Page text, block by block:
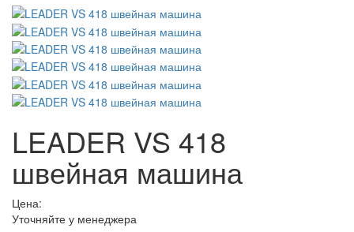
LEADER VS 418
швейная машина
Цена:
Уточняйте у менеджера